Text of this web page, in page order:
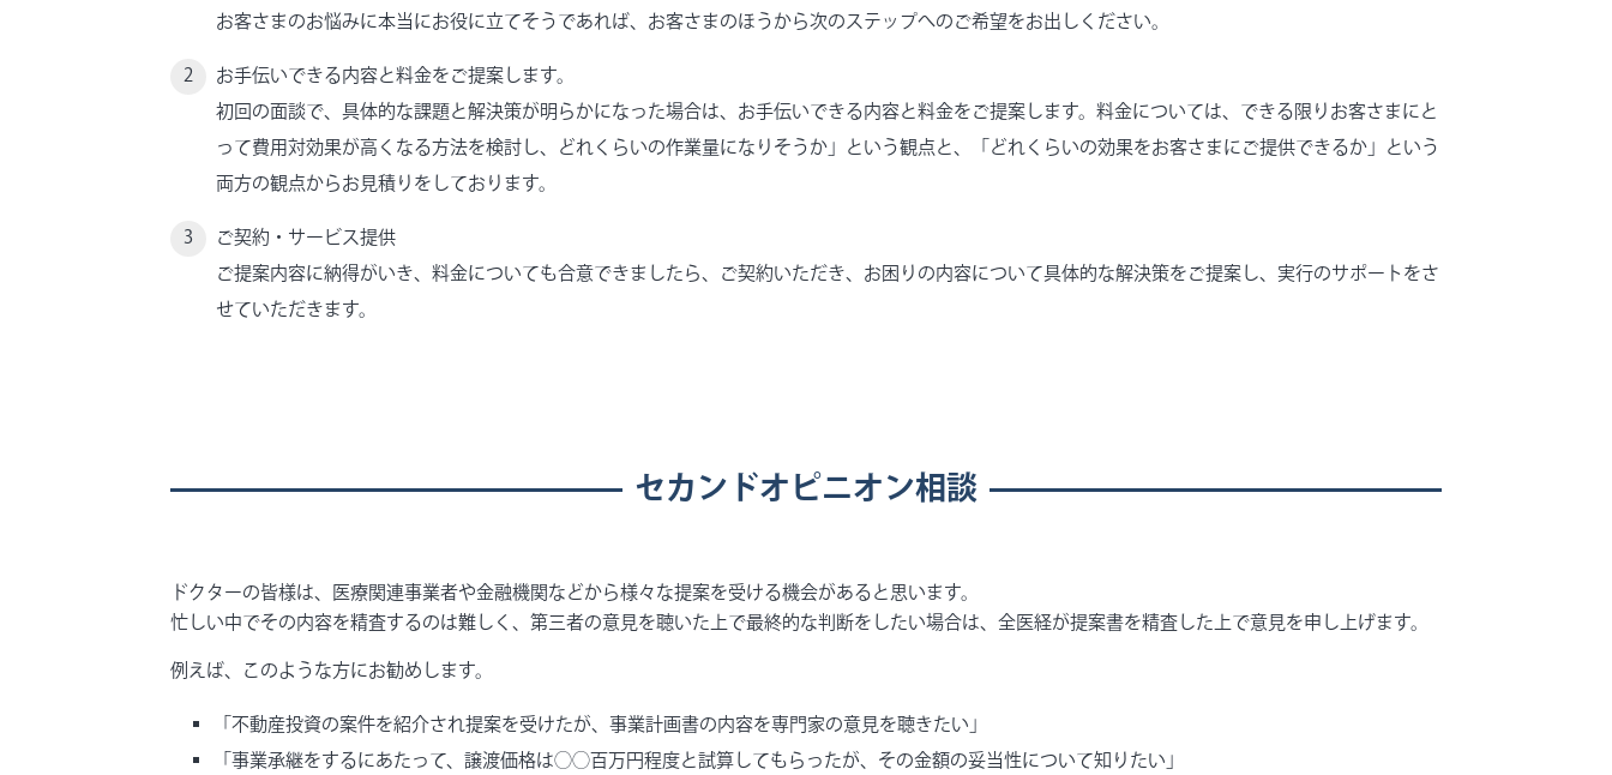
お客さまのお悩みに本当にお役に立てそうであれば、お客さまのほうから次のステップへのご希望をお出しください。
お手伝いできる内容と料金をご提案します。
初回の面談で、具体的な課題と解決策が明らかになった場合は、お手伝いできる内容と料金をご提案します。料金については、できる限りお客さまにと
って費用対効果が高くなる方法を検討し、どれくらいの作業量になりそうか」という観点と、「どれくらいの効果をお客さまにご提供できるか」という
両方の観点からお見積りをしております。
ご契約・サービス提供
ご提案内容に納得がいき、料金についても合意できましたら、ご契約いただき、お困りの内容について具体的な解決策をご提案し、実行のサポートをさ
せていただきます。
セカンドオピニオン相談
ドクターの皆様は、医療関連事業者や金融機関などから様々な提案を受ける機会があると思います。
忙しい中でその内容を精査するのは難しく、第三者の意見を聴いた上で最終的な判断をしたい場合は、全医経が提案書を精査した上で意見を申し上げます。
例えば、このような方にお勧めします。
「不動産投資の案件を紹介され提案を受けたが、事業計画書の内容を専門家の意見を聴きたい」
「事業承継をするにあたって、譲渡価格は◯◯百万円程度と試算してもらったが、その金額の妥当性について知りたい」